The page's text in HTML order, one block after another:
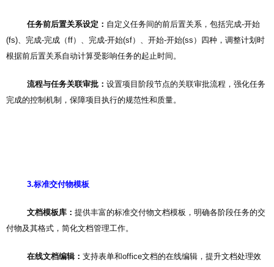
任务前后置关系设定： 自定义任务间的前后置关系，包括完成-开始
(fs)、完成-完成（ff）、完成-开始(sf）、开始-开始(ss）四种，调整计划时
根据前后置关系自动计算受影响任务的起止时间。
流程与任务关联审批： 设置项目阶段节点的关联审批流程，强化任务
完成的控制机制，保障项目执行的规范性和质量。
3.标准交付物模板
文档模板库： 提供丰富的标准交付物文档模板，明确各阶段任务的交
付物及其格式，简化文档管理工作。
在线文档编辑： 支持表单和office文档的在线编辑，提升文档处理效